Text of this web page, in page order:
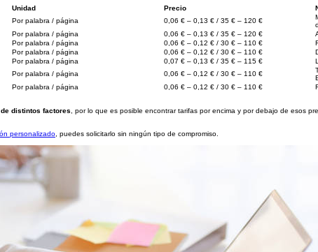
Unidad Precio
Por palabra / página 0,06 € – 0,13 € / 35 € – 120 €
Por palabra / página 0,06 € – 0,13 € / 35 € – 120 €
Por palabra / página 0,06 € – 0,12 € / 30 € – 110 €
Por palabra / página 0,06 € – 0,12 € / 30 € – 110 €
Por palabra / página 0,07 € – 0,13 € / 35 € – 115 €
Por palabra / página 0,06 € – 0,12 € / 30 € – 110 €
Por palabra / página 0,06 € – 0,12 € / 30 € – 110 €
distintos factores , por lo que es posible encontrar tarifas por encima y por debajo de esos
personalizado , puedes solicitarlo sin ningún tipo de compromiso.